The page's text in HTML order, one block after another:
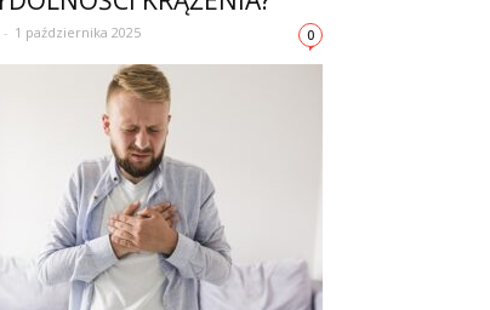
- 1 października 2025 0